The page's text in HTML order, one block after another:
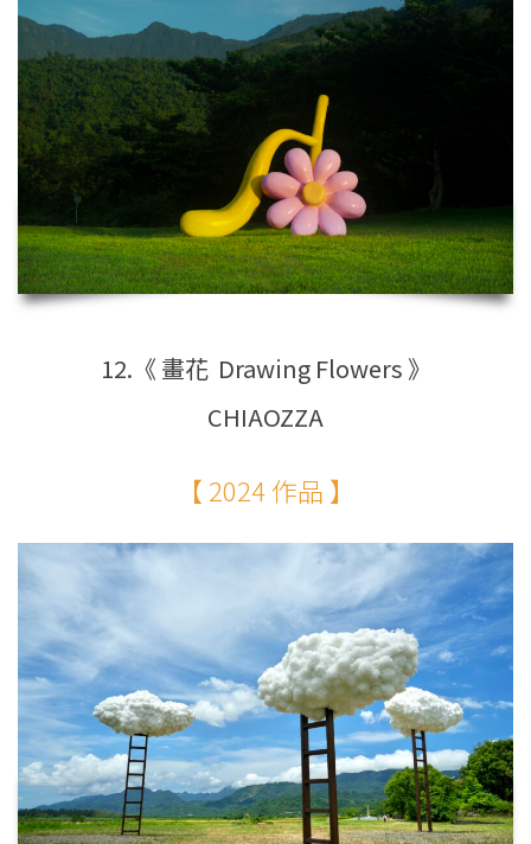
12.《 畫花 Drawing Flowers 》
CHIAOZZA
【 2024 作品 】